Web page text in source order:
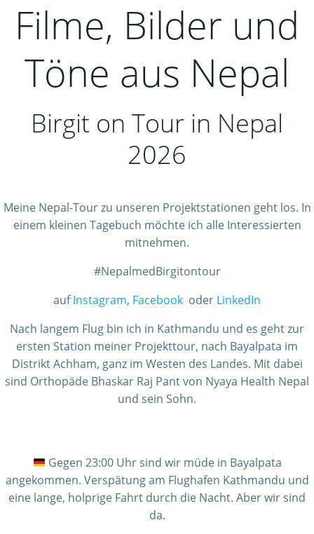
Filme, Bilder und
Töne aus Nepal
Birgit on Tour in Nepal
2026
Meine Nepal-Tour zu unseren Projektstationen geht los. In
einem kleinen Tagebuch möchte ich alle Interessierten
mitnehmen.
#NepalmedBirgitontour
aufInstagram, Facebook oder LinkedIn
Nach langem Flug bin ich in Kathmandu und es geht zur
ersten Station meiner Projekttour, nach Bayalpata im
Distrikt Achham, ganz im Westen des Landes. Mit dabei
sind Orthopäde Bhaskar Raj Pant von Nyaya Health Nepal
und sein Sohn.
Gegen 23:00 Uhr sind wir müde in Bayalpata
angekommen. Verspätung am Flughafen Kathmandu und
eine lange, holprige Fahrt durch die Nacht. Aber wir sind
da.